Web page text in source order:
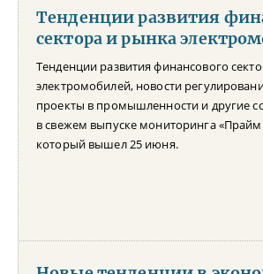
Тенденции развития
сектора и рынка
Тенденции развития финансового
электромобилей, новости
проекты в промышленности и другие
в свежем выпуске мониторинга «Прайм
который вышел 25 июня.